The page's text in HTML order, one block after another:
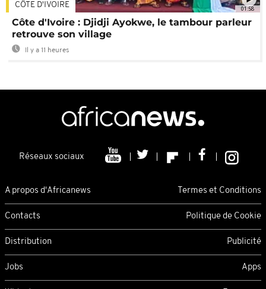
01:58
CÔTE D'IVOIRE
Côte d'Ivoire : Djidji Ayokwe, le tambour parleur
retrouve son village
Il y a 11 heures
Réseaux sociaux
A propos d'Africanews Termes et Conditions
Contacts Politique de Cookie
Distribution Publicité
Jobs Apps